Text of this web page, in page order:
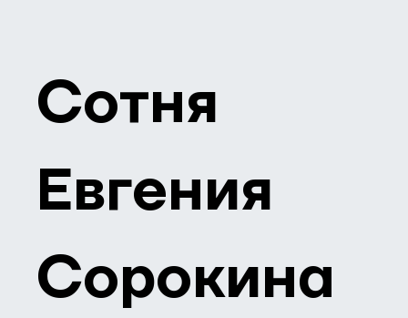
Сотня
Евгения
Сорокина